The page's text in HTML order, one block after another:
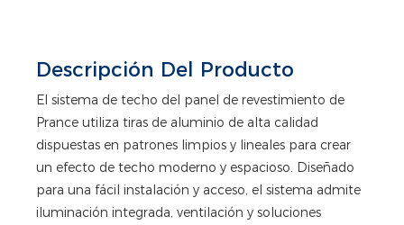
Descripción Del Producto
El sistema de techo del panel de revestimiento de
Prance utiliza tiras de aluminio de alta calidad
dispuestas en patrones limpios y lineales para crear
un efecto de techo moderno y espacioso. Diseñado
para una fácil instalación y acceso, el sistema admite
iluminación integrada, ventilación y soluciones